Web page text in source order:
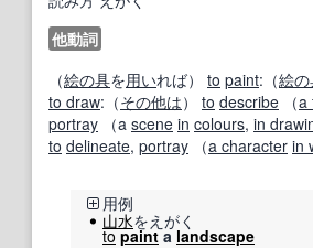
他動詞
（絵の具を用いれば） to paint:（絵
to draw:（その他は） to describe （a
portray （a scene in colours, in
to delineate, portray （a character in
用例
山水をえがく
to painta landscape